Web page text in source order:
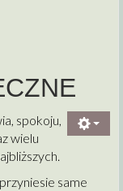
spokoju,
wielu
same